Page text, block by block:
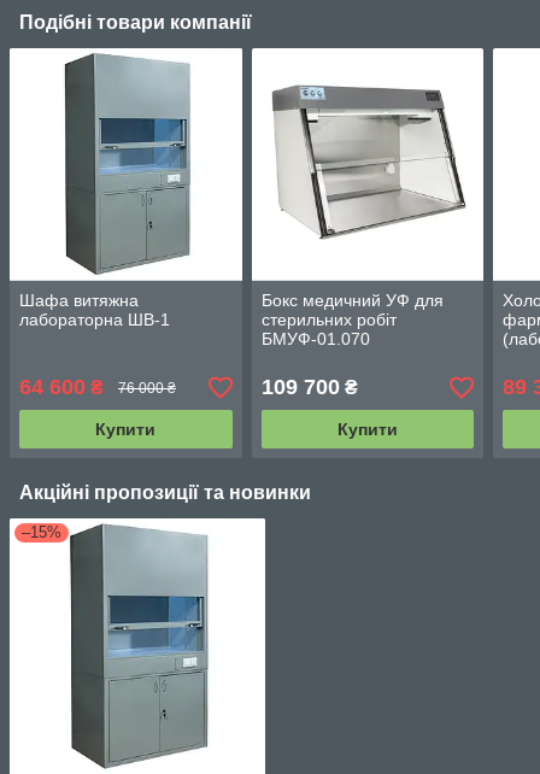
Подібні товари компанії
Шафа витяжна
лабораторна ШВ-1
64 600 ₴ 76 000 ₴
Купити
Бокс медичний УФ для
стерильних робіт
БМУФ-01.070
109 700₴
Купити
89
Акційні пропозиції та новинки
–15%